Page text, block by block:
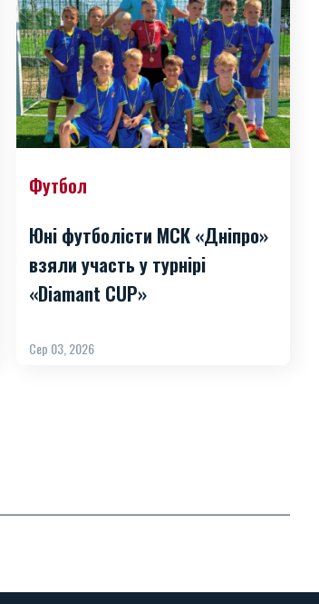
Футбол
Юні футболісти МСК «Дніпро»
взяли участь у турнірі
«Diamant CUP»
Сер 03, 2026